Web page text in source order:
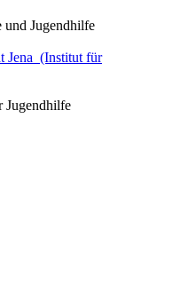
Jugendhilfe
Jena (Institut für
Jugendhilfe